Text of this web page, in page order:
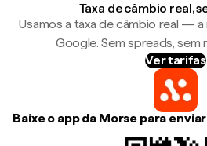
Taxa de câmbio real,
Usamos a taxa de câmbio real —
Google. Sem spreads, sem
Ver tarifas
Baixe o app da Morse para